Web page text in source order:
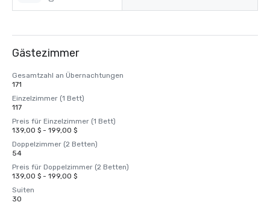
Gästezimmer
Gesamtzahl an Übernachtungen
171
Einzelzimmer (1 Bett)
117
Preis für Einzelzimmer (1 Bett)
139,00 $ - 199,00 $
Doppelzimmer (2 Betten)
54
Preis für Doppelzimmer (2 Betten)
139,00 $ - 199,00 $
Suiten
30